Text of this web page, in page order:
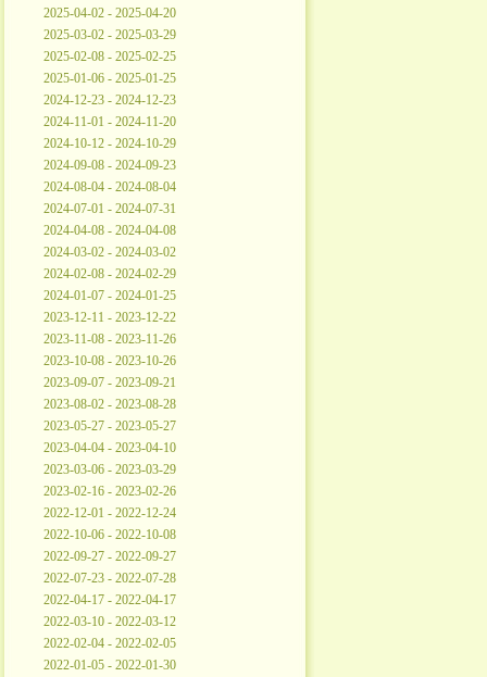
2025-04-02 - 2025-04-20
2025-03-02 - 2025-03-29
2025-02-08 - 2025-02-25
2025-01-06 - 2025-01-25
2024-12-23 - 2024-12-23
2024-11-01 - 2024-11-20
2024-10-12 - 2024-10-29
2024-09-08 - 2024-09-23
2024-08-04 - 2024-08-04
2024-07-01 - 2024-07-31
2024-04-08 - 2024-04-08
2024-03-02 - 2024-03-02
2024-02-08 - 2024-02-29
2024-01-07 - 2024-01-25
2023-12-11 - 2023-12-22
2023-11-08 - 2023-11-26
2023-10-08 - 2023-10-26
2023-09-07 - 2023-09-21
2023-08-02 - 2023-08-28
2023-05-27 - 2023-05-27
2023-04-04 - 2023-04-10
2023-03-06 - 2023-03-29
2023-02-16 - 2023-02-26
2022-12-01 - 2022-12-24
2022-10-06 - 2022-10-08
2022-09-27 - 2022-09-27
2022-07-23 - 2022-07-28
2022-04-17 - 2022-04-17
2022-03-10 - 2022-03-12
2022-02-04 - 2022-02-05
2022-01-05 - 2022-01-30